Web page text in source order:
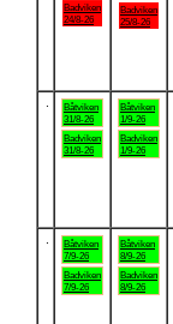
Badviken
24/8-26
Badviken
25/8-26
Båtviken
31/8-26
Badviken
31/8-26
Båtviken
1/9-26
Badviken
1/9-26
Båtviken
7/9-26
Badviken
7/9-26
Båtviken
8/9-26
Badviken
8/9-26